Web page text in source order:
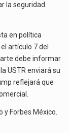
la seguridad
en política
artículo 7 del
debe informar
USTR enviará su
reflejará que
y Forbes México.